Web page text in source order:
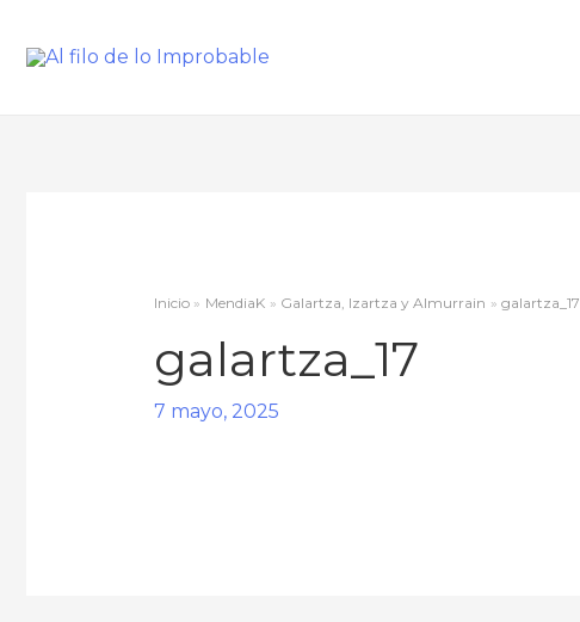
Inicio MendiaK Galartza, Izartza y Almurrain galartza_17
galartza_17
7 mayo, 2025